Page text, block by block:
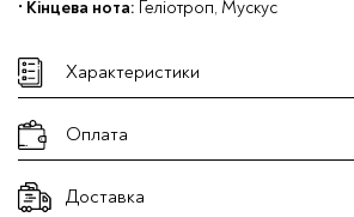
• Кінцева нота: Геліотроп, Мускус
Характеристики
Оплата
Доставка